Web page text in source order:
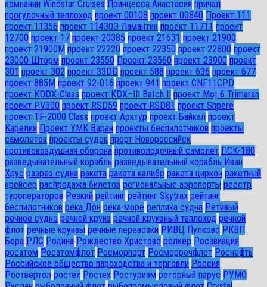
компании Windstar Cruises Принцесса Анастасия причал
прогулочный теплоход проект 00108 проект 00840 Проект 111
проект 11356 проект 11430Э Ламантин проект 11711 проект
12700 проект 17 проект 20385 проект 21631 проект 21900
проект 21900М проект 22220 проект 22350 проект 22800 проект
23000 Шторм проект 23550 Проект 23560 проект 23900 проект
301 проект 302 проект 33DD проект 588 проект 636 проект 677
проект 885М проект 92-016 проект 941 проект CNF11CPD
проект KDDX-Class проект KDX–III Batch II
проект Moj-6 Trimaran
проект PV300 проект RSD59 проект RSD81 проект Shpere
проект TF-2000 Class проект Арктур проект Байкал проект
Карелия Проект УМК Варан проекты беспилотников проекты
самолетов проекты судов прорт Новороссийск
противовоздушная оборона противолодочный самолет ПСК-180
разведывательный корабль разведывательный корабль Иван
Хрус разрез судна ракета ракета калибр ракета циркон ракетный
крейсер распродажа билетов региональные аэропорты реестр
туроператоров Резкий рейтинг рейтинг Skytrax рейтинг
беспилотников река Дон река-море реплика судна Ретивый
речное судно речной круиз речной круизный теплоход речной
флот речные круизы речные перевозки РИВЦ Пулково РКВП
Бора РЛС Родина Рождество Христово ролкер Росавиация
росатом Росатомфлот Росморпорт Росморречфлот Роснефть
Российское общество пароходства и торговли Россия
Роствертол ростех Ростех Ростуризм роторный парус РУМО